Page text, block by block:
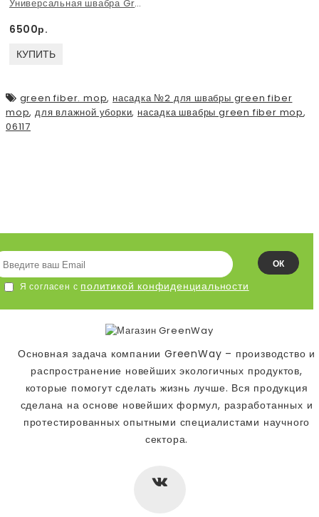
Универсальная швабра Green Fiber MOP с двумя насадками
6500р.
КУПИТЬ
green fiber. mop, насадка №2 для швабры green fiber
mop,для влажной уборки, насадка швабры green fiber mop,
06117
ОК
Я согласен с политикой конфиденциальности
Основная задача компании GreenWay – производство и
распространение новейших экологичных продуктов,
которые помогут сделать жизнь лучше. Вся продукция
сделана на основе новейших формул, разработанных и
протестированных опытными специалистами научного
сектора.